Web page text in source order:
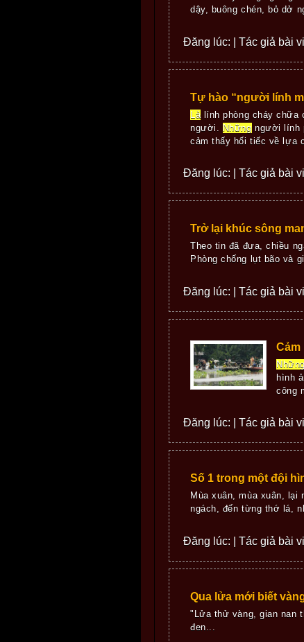
dậy, buông chén, bỏ dở
Đăng lúc: | Tác giả bài
Tự hào “người lính
Là lính phòng cháy chữa
người. Những người lính
cảm thấy hối tiếc về lựa
Đăng lúc: | Tác giả bài
Trở lại khúc sông
Theo tin đã đưa, chiều
Phòng chống lụt bão và
Đăng lúc: | Tác giả bài
Cảm
Những
hình
công
Đăng lúc: | Tác giả bài
Số 1 trong một đội
Mùa xuân, mùa xuân, lại
ngách, đến từng thớ lá,
Đăng lúc: | Tác giả bài
Qua lửa mới biết
"Lửa thử vàng, gian nan
đen...